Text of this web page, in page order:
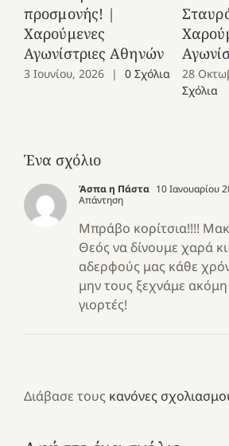
προσμονής! |
Χαρούμενες
Αγωνίστριες Αθηνών
3 Ιουνίου, 2026 | 0 Σχόλια 28
Σχόλια
Ένα σχόλιο
Άσπα η Πάστα 10 Ιανουαρίου
Απάντηση
Μπράβο κορίτσια!!!!
Θεός να δίνουμε χαρά
αδερφούς μας κάθε
μην τους ξεχνάμε ακόμη
γιορτές!
Διάβασε τους κανόνες